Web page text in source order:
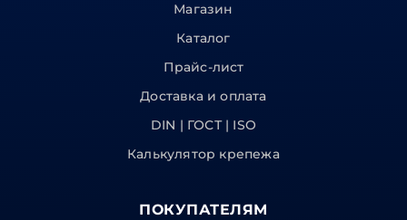
Магазин
Каталог
Прайс-лист
Доставка и оплата
DIN | ГОСТ | ISO
Калькулятор крепежа
ПОКУПАТЕЛЯМ